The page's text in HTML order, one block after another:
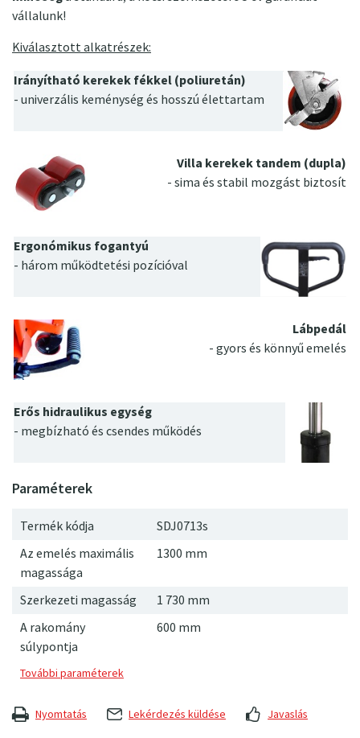
vállalunk!
Kiválasztott alkatrészek:
Irányítható kerekek fékkel (poliuretán)
- univerzális keménység és hosszú élettartam
Villa kerekek tandem (dupla)
- sima és stabil mozgást biztosít
Ergonómikus fogantyú
- három működtetési pozícióval
Lábpedál
- gyors és könnyű emelés
Erős hidraulikus egység
- megbízható és csendes működés
Termék kódja
SDJ0713s
Az emelés maximális
magassága
1300 mm
Szerkezeti magasság 1 730 mm
A rakomány
súlypontja
600 mm
Nyomtatás Lekérdezés küldése Javaslás